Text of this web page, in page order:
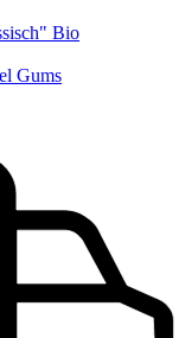
Bio
Gums